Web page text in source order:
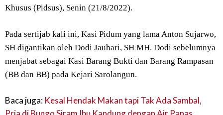
Khusus (Pidsus), Senin (21/8/2022).
Pada sertijab kali ini, Kasi Pidum yang lama Anton Sujarwo,
SH digantikan oleh Dodi Jauhari, SH MH. Dodi sebelumnya
menjabat sebagai Kasi Barang Bukti dan Barang Rampasan
(BB dan BB) pada Kejari Sarolangun.
Baca juga: Kesal Hendak Makan tapi Tak Ada Sambal,